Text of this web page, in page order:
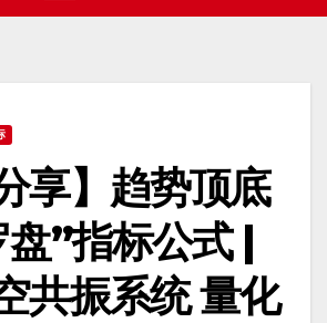
享】趋势顶底
”指标公式 |
共振系统 量化